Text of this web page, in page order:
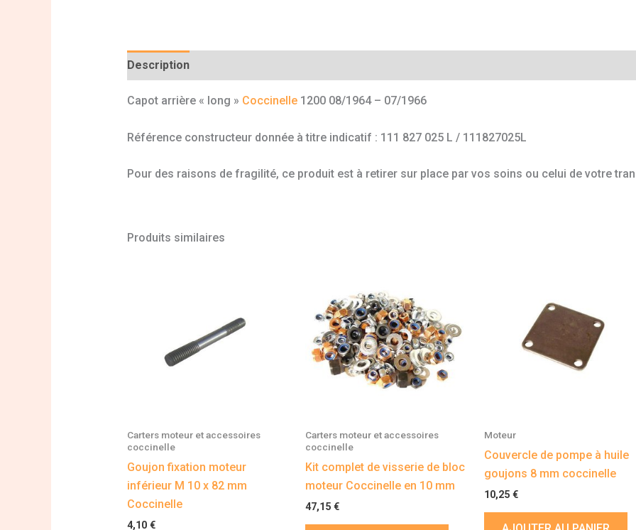
Description
Capot arrière « long » Coccinelle1200 08/1964 – 07/1966
Référence constructeur donnée à titre indicatif : 111 827 025 L / 111827025L
Pour des raisons de fragilité, ce produit est à retirer sur place par vos soins ou celui de votre
Produits similaires
Carters moteur et accessoires
coccinelle
Goujon fixation moteur
inférieur M 10 x 82 mm
Coccinelle
4,10 €
Carters moteur et accessoires
coccinelle
Kit complet de visserie de bloc
moteur Coccinelle en 10 mm
47,15€
Moteur
Couvercle de pompe à huile
goujons 8 mm coccinelle
10,25 €